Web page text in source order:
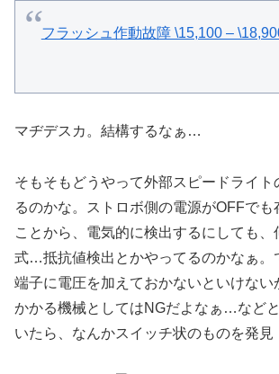
フラッシュ作動故障 \15,100 –
マヂデスカ。結構するなぁ…
そもそもどうやって外部スピードライト
るのかな。ストロボ側の電源がOFFでも
ことから、電気的に検出するにしても
式…抵抗値検出とかやってるのかなぁ。
端子に電圧を加えておかないといけない
かかる機械としてはNGだよなぁ…など
いたら、なんかスイッチ状のものを発見